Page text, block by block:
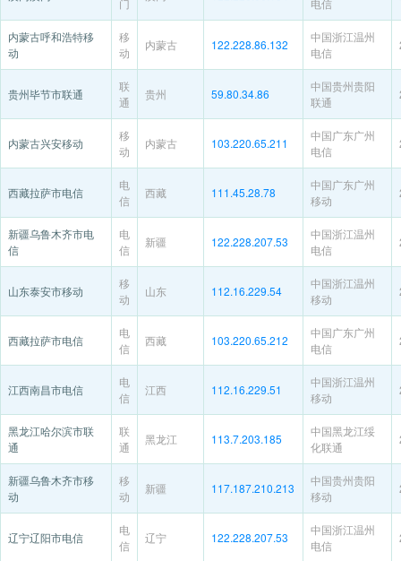
门
电信
内蒙古呼和浩特移
动
移
动
内蒙古 122.228.86.132
中国浙江温州
电信
贵州毕节市联通
联
通
贵州 59.80.34.86
中国贵州贵阳
联通
内蒙古兴安移动
移
动
内蒙古 103.220.65.211
中国广东广州
电信
西藏拉萨市电信
电
信
西藏 111.45.28.78
中国广东广州
移动
新疆乌鲁木齐市电
信
电
信
新疆 122.228.207.53
中国浙江温州
电信
山东泰安市移动
移
动
山东 112.16.229.54
中国浙江温州
移动
西藏拉萨市电信
电
信
西藏 103.220.65.212
中国广东广州
电信
江西南昌市电信
电
信
江西 112.16.229.51
中国浙江温州
移动
黑龙江哈尔滨市联
通
联
通
黑龙江 113.7.203.185
中国黑龙江绥
化联通
新疆乌鲁木齐市移
动
移
动
新疆 117.187.210.213
中国贵州贵阳
移动
辽宁辽阳市电信
电
信
辽宁 122.228.207.53
中国浙江温州
电信